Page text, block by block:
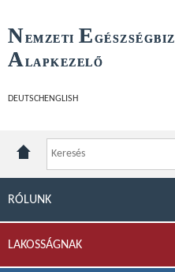
NEMZETI E
ALAPKEZELŐ
DEUTSCH ENGLISH
RÓLUNK
LAKOSSÁGNAK